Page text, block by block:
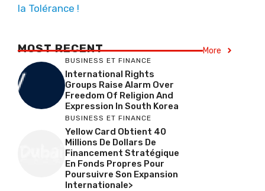
la Tolérance !
MOST RECENT More
BUSINESS ET FINANCE
International Rights
Groups Raise Alarm Over
Freedom Of Religion And
Expression In South Korea
BUSINESS ET FINANCE
Yellow Card Obtient 40
Millions De Dollars De
Financement Stratégique
En Fonds Propres Pour
Poursuivre Son Expansion
Internationale>